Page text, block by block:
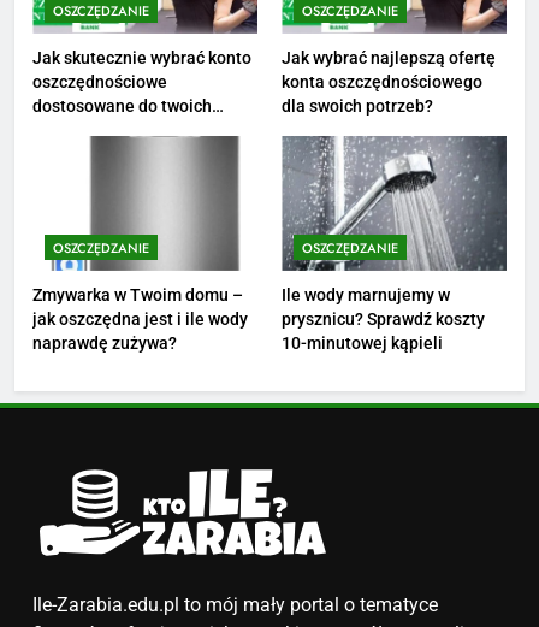
2
Ile zarabia psycholog szkolny:
poznaj średnie zarobki na tym
stanowisku
ZAROBKI
Ile zarabia florysta — średnie
zarobki, dodatki i sposoby na
podwyżkę
ZAROBKI
4
matematyki: średnie zarobki,
Ile zarabia podolog: poznajmy
średnie zarobki na tym
ZAROBKI
OSZCZĘDZANIE
Jak skutecznie wybrać konto
oszczędnościowe
dostosowane do twoich
OSZCZĘDZANIE
Jak wybrać najlepszą ofertę
konta oszczędnościowego
dla swoich potrzeb?
OSZCZĘDZANIE
Zmywarka w Twoim domu –
jak oszczędna jest i ile wody
naprawdę zużywa?
OSZCZĘDZANIE
Ile wody marnujemy w
prysznicu? Sprawdź koszty
10-minutowej kąpieli
Ile-Zarabia.edu.pl to mój mały portal o tematyce